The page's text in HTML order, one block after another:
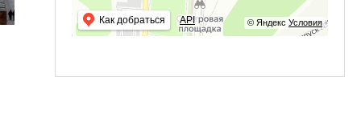
© Яндекс Условия
Как добраться API